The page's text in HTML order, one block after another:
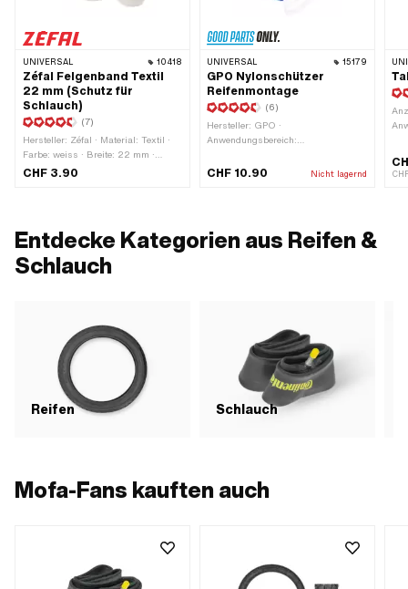
UNIVERSAL 10418
Zéfal Felgenband Textil
22 mm (Schutz für
Schlauch)
(7)
Hersteller: Zéfal · Material: Textil ·
Farbe: weiss · Breite: 22 mm ·
Gesamtlänge: 1500 mm ·
CHF 3.90
UNIVERSAL 15179
GPO Nylonschützer
Reifenmontage
(6)
Hersteller: GPO ·
Anwendungsbereich:
Oberfläche: roh · Anzahl
CHF 10.90 Nicht lagernd
Entdecke Kategorien aus Reifen &
Schlauch
Reifen Schlauch
Mofa-Fans kauften auch